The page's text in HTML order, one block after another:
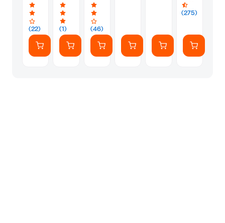
37"
-
80"
έως
45
kg
(22)
WMN-
B16FB/XC
με
Βραχίονα
58"-
75"
έως
(1)
32"
-
65"
έως
35
kg
(46)
Brown
SCFH65WTBXC
White
VG-
Καφέ
(275)